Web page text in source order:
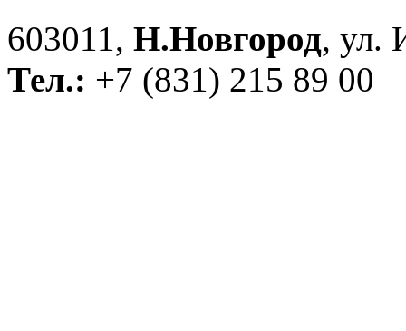
603011, Н.Новгород, ул.
Тел.: +7 (831) 215 89 00